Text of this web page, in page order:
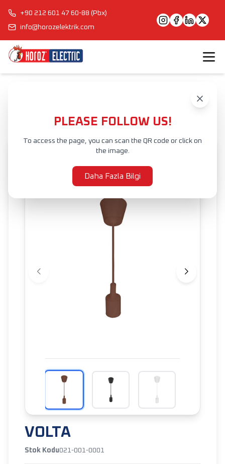
+90 212 601 47 60-88 (Pbx)
info@horozelektrik.com
PLEASE FOLLOW US!
To access the page, you can scan the QR code or click on
the image.
Daha Fazla Bilgi
VOLTA
Stok Kodu021-001-0001